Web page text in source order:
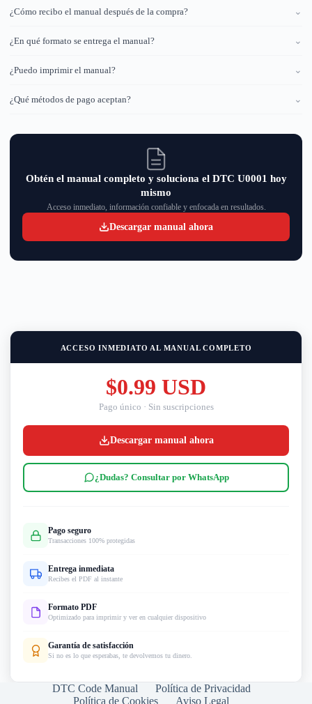
¿Cómo recibo el manual después de la compra? ⌄
¿En qué formato se entrega el manual? ⌄
¿Puedo imprimir el manual? ⌄
¿Qué métodos de pago aceptan? ⌄
Obtén el manual completo y soluciona el DTC U0001 hoy
mismo
Acceso inmediato, información confiable y enfocada en resultados.
Descargar manual ahora
ACCESO INMEDIATO AL MANUAL COMPLETO
$0.99 USD
Pago único · Sin suscripciones
Descargar manual ahora
¿Dudas? Consultar por WhatsApp
Pago seguro
Transacciones 100% protegidas
Entrega inmediata
Recibes el PDF al instante
Formato PDF
Optimizado para imprimir y ver en cualquier dispositivo
Garantía de satisfacción
Si no es lo que esperabas, te devolvemos tu dinero.
DTC Code Manual
Política de Privacidad
Política de Cookies
Aviso Legal